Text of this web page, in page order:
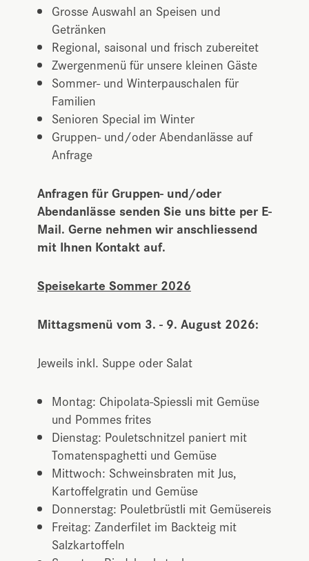
Grosse Auswahl an Speisen und
Getränken
Regional, saisonal und frisch zubereitet
Zwergenmenü für unsere kleinen Gäste
Sommer- und Winterpauschalen für
Familien
Senioren Special im Winter
Gruppen- und/oder Abendanlässe auf
Anfrage
Anfragen für Gruppen- und/oder
Abendanlässe senden Sie uns bitte per E-
Mail. Gerne nehmen wir anschliessend
mit Ihnen Kontakt auf.
Speisekarte Sommer 2026
Mittagsmenü vom 3. - 9. August 2026:
Jeweils inkl. Suppe oder Salat
Montag: Chipolata-Spiessli mit Gemüse
und Pommes frites
Dienstag: Pouletschnitzel paniert mit
Tomatenspaghetti und Gemüse
Mittwoch: Schweinsbraten mit Jus,
Kartoffelgratin und Gemüse
Donnerstag: Pouletbrüstli mit Gemüsereis
Freitag: Zanderfilet im Backteig mit
Salzkartoffeln